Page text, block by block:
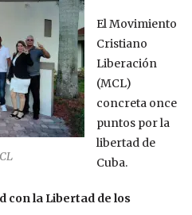
El Movimiento
Cristiano
Liberación
(MCL)
concreta once
puntos por la
libertad de
Cuba.
con la Libertad de los